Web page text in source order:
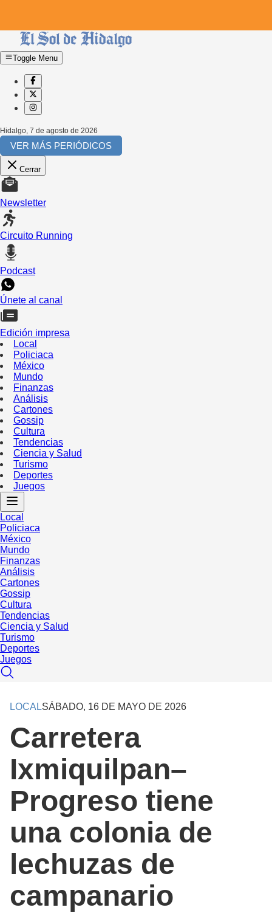
Toggle Menu
Hidalgo, 7 de agosto de 2026
VER MÁS PERIÓDICOS
Cerrar
Newsletter
Circuito Running
Podcast
Únete al canal
Edición impresa
Local
Policiaca
México
Mundo
Finanzas
Análisis
Cartones
Gossip
Cultura
Tendencias
Ciencia y Salud
Turismo
Deportes
Juegos
Local
Policiaca
México
Mundo
Finanzas
Análisis
Cartones
Gossip
Cultura
Tendencias
Ciencia y Salud
Turismo
Deportes
Juegos
LOCALSÁBADO, 16 DE MAYO DE 2026
Carretera
Ixmiquilpan–
Progreso tiene
una colonia de
lechuzas de
campanario